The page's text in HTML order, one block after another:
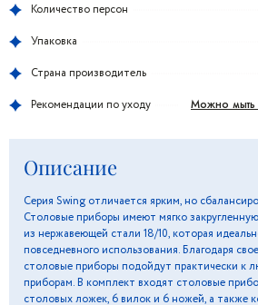
Количество персон
Упаковка
Страна производитель
Рекомендации по уходу Можно
Описание
Серия Swing отличается ярким, но
Столовые приборы имеют мягко
из нержавеющей стали 18/10, которая
повседневного использования. Благодаря
столовые приборы подойдут практически к
приборам. В комплект входят столовые
столовых ложек, 6 вилок и 6 ножей, а также